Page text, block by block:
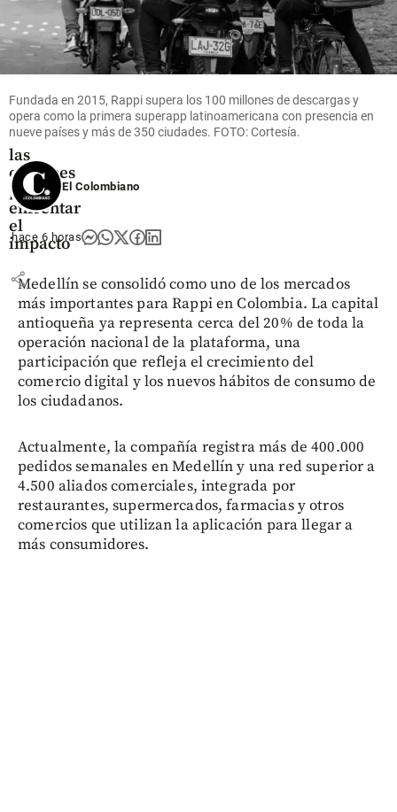
Economía
La
nómina
de las
será más
costosa:
estas son
las
opciones
para
enfrentar
el
impacto
share
Fundada en 2015, Rappi supera los 100 millones de descargas y
opera como la primera superapp latinoamericana con presencia en
nueve países y más de 350 ciudades. FOTO: Cortesía.
El Colombiano
hace 6 horas
Medellín se consolidó como uno de los mercados
más importantes para Rappi en Colombia. La capital
antioqueña ya representa cerca del 20% de toda la
operación nacional de la plataforma, una
participación que refleja el crecimiento del
comercio digital y los nuevos hábitos de consumo de
los ciudadanos.
Actualmente, la compañía registra más de 400.000
pedidos semanales en Medellín y una red superior a
4.500 aliados comerciales, integrada por
restaurantes, supermercados, farmacias y otros
comercios que utilizan la aplicación para llegar a
más consumidores.